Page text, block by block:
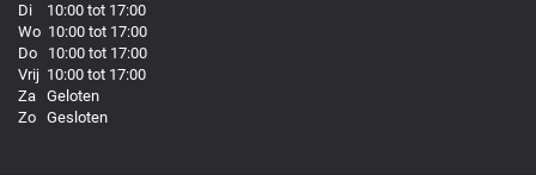
Di 10:00 tot 17:00
Wo 10:00 tot 17:00
Do 10:00 tot 17:00
Vrij 10:00 tot 17:00
Za Geloten
Zo Gesloten